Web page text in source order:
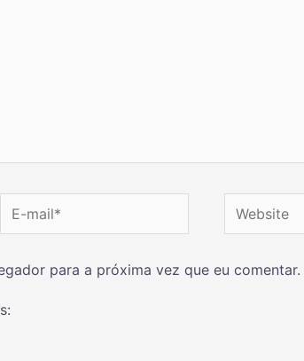
para a próxima vez que eu comentar.